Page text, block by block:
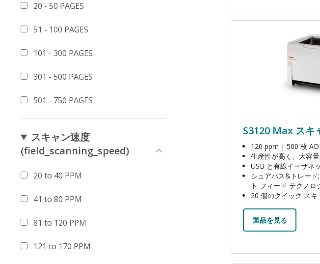
20 - 50 PAGES
51 - 100 PAGES
101 - 300 PAGES
301 - 500 PAGES
501 - 750 PAGES
スキャン速度
(field_scanning_speed)
20 to 40 PPM
41 to 80 PPM
81 to 120 PPM
121 to 170 PPM
画像
S3120 Max スキ
120 ppm | 500 枚
生産性が高く、大容
USB と有線イーサネ
シュアパス&トレー
ト フィード テクノロ
20 個のクイック スキ
製品を見る